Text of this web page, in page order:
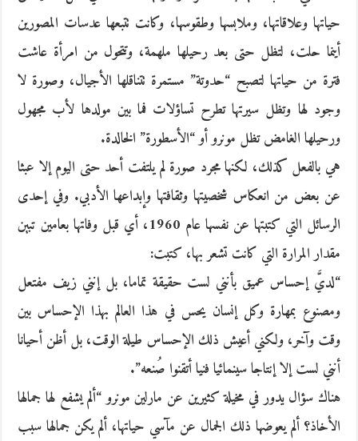
حياتها وعلاقاتها، وملابسها وطقوسها، وكانت تتبعها عدسات المصورين
أينما حلت، لتظل حتى بعد رحيلها ملهمة، وتتحول من امرأة عاشت
فترة من حياتها لتصبح “حدوتة” مستمرة تتناقلها الأجيال، وصورة لا
وجود لها وتظل سيرتها تطرح تساؤلات فما بين مولدها لأب مجهول
ورحيلها الغامض تظل مونرو أو “الأسطورة” الخالدة.
هي بالفعل كذلك، لكنها مجرد صورة لم يلتفت أحد حتى اليوم إلا عبثا
عن بعض من انعكاس شخصيتها وثقافتها وإبداعها الأدبي. وفي إحدى
الرسائل التي كتبتها عن نفسها عام 1960، أي قبل وفاتها بعامين تبين
مقدار المرارة التي كانت تشعر بها، كتبت:
“لديَّ إحساس عميق بأنني لست حقيقة تماما، بل إنني زيف مفتعل
ومصنوع بمهارة وكل إنسان يحس في هذا العالم بهذا الإحساس بين
وقت وآخر، ولكني أعيش ذلك الإحساس طيلة الوقت، بل أظن أحيانا
أنني لست إلا إنتاجا سينمائيا فنيا أتقنوا صُنعه”.
هناك سؤال يدور في مخيلة كثيرين عن مارلين مونرو “ألم يشفع لها جمالها
الأخاذ؟ ألم يعوضها ذلك الجمال عن مآسي حياتها، ألم يكن جمالها سبب